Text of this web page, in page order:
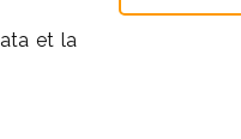
et la